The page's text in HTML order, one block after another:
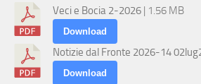
Veci e Bocia 2-2026 | 1.56 MB
Download
Notizie dal Fronte 2026-14
Download